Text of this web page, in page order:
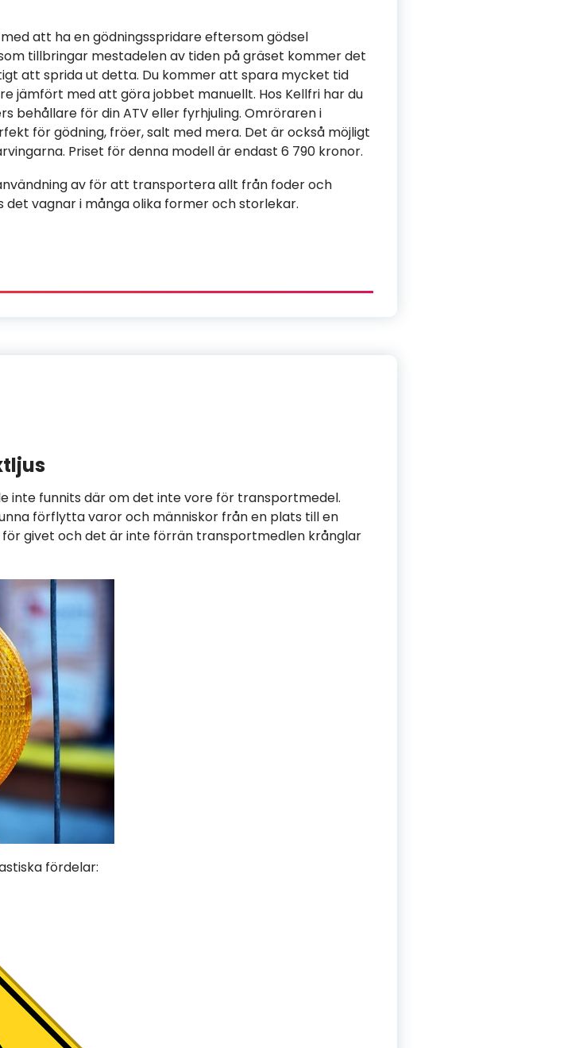
att ha en gödningsspridare eftersom gödsel
tillbringar mestadelen av tiden på gräset kommer det
att sprida ut detta. Du kommer att spara mycket tid
jämfört med att göra jobbet manuellt. Hos Kellfri har du
behållare för din ATV eller fyrhjuling. Omröraren i
för gödning, fröer, salt med mera. Det är också möjligt
Priset för denna modell är endast 6 790 kronor.
av för att transportera allt från foder och
vagnar i många olika former och storlekar.
inte funnits där om det inte vore för transportmedel.
förflytta varor och människor från en plats till en
givet och det är inte förrän transportmedlen krånglar
fördelar: